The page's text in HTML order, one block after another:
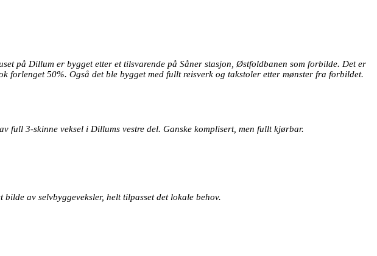
på Dillum er bygget etter et tilsvarende på Såner stasjon, Østfoldbanen som forbilde. Det er
forlenget 50%. Også det ble bygget med fullt reisverk og takstoler etter mønster fra forbildet.
full 3-skinne veksel i Dillums vestre del. Ganske komplisert, men fullt kjørbar.
bilde av selvbyggeveksler, helt tilpasset det lokale behov.